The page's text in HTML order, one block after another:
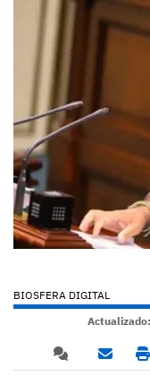
BIOSFERA DIGITAL
Actualizado: